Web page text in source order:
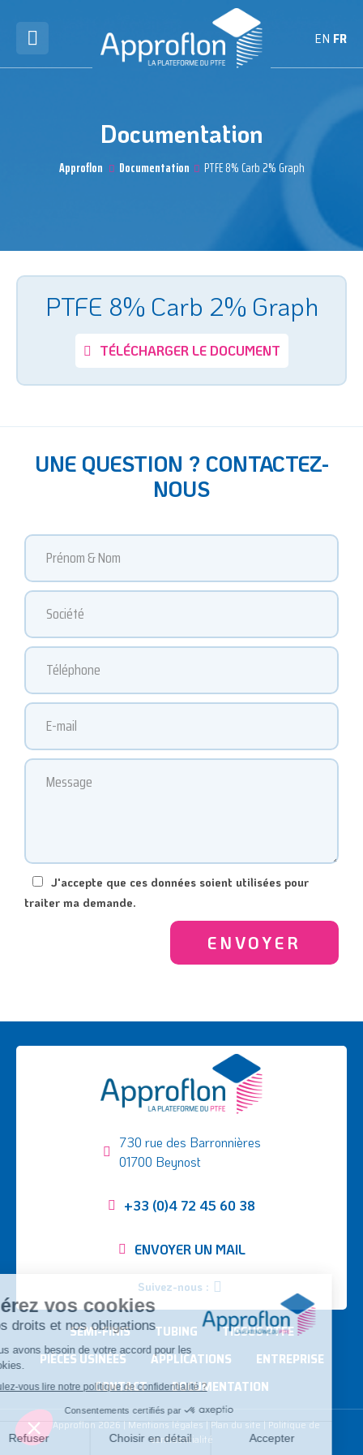
EN FR
Documentation
Approflon Documentation PTFE 8% Carb 2% Graph
PTFE 8% Carb 2% Graph
TÉLÉCHARGER LE DOCUMENT
UNE QUESTION ? CONTACTEZ-
NOUS
J'accepte que ces données soient utilisées pour
traiter ma demande.
730 rue des Barronnières
01700 Beynost
+33 (0)4 72 45 60 38
ENVOYER UN MAIL
Suivez-nous :
SEMI-FINIS TUBING
TISSUS PTFE
PIÈCES USINÉES
APPLICATIONS
ENTREPRISE
CONTACT
DOCUMENTATION
©Approflon 2026 | Mentions légales | Plan du site | Politique de
confidentialité